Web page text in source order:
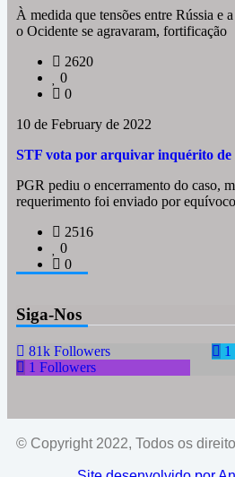
À medida que tensões entre Rússia e
o Ocidente se agravaram, fortificação
2620
0
0
10 de February de 2022
STF vota por arquivar inquérito
PGR pediu o encerramento do caso,
requerimento foi enviado por
2516
0
0
Siga-Nos
81k Followers 1
1 Followers
© Copyright 2022, Todos os